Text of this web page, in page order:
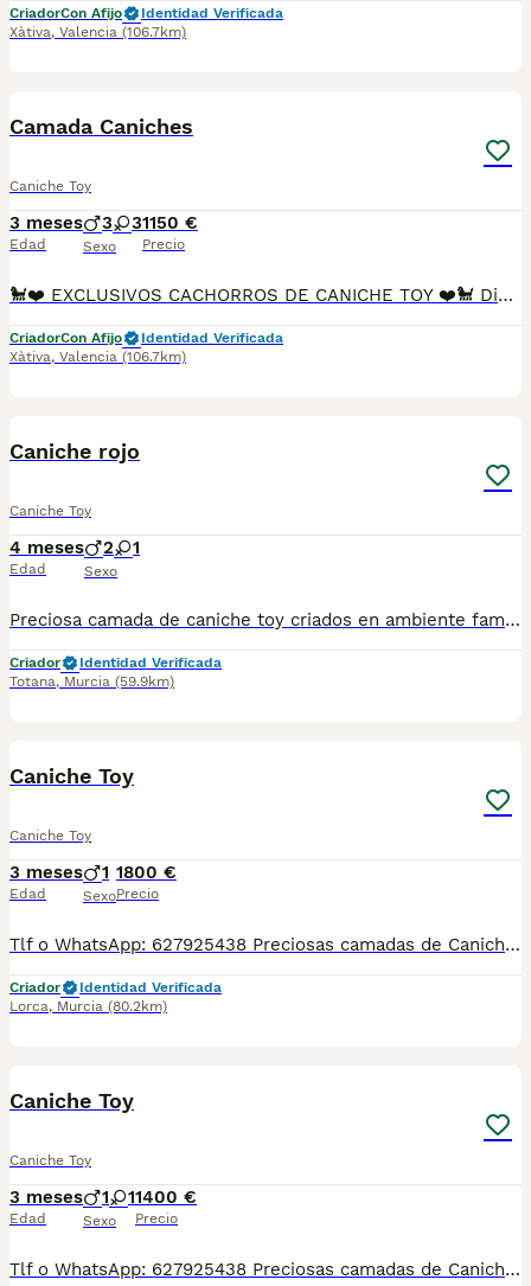
CriadorCon Afijo
Identidad Verificada
Xàtiva, Valencia (106.7km)
Camada Caniches
Caniche Toy
3 meses
Edad
3 3
Sexo
1150 €
Precio
🐩❤️ EXCLUSIVOS CACHORROS DE CANICHE TOY ❤️🐩 Disponibles preciosos cachorros de Caniche Toy, criados con dedicación y cariño en un entorno familiar, donde reciben una atención constante para garantizar una excelente socialización y adaptación. ✨ Entrega con: ✅ Pedigree ✅ Vacunas correspondientes a su edad ✅ Desparasitación al día ✅ Revisión veterinaria ✅ Garantías sanitarias ✅ Socialización temprana Somos criadores responsables con Núcleo Zoológico autorizado, comprometidos con la salud, el carácter y la calidad de nuestros ejemplares. 🏆 Los padres participan habitualmente en exposiciones y concursos caninos, obteniendo excelentes puntuaciones y destacando por su belleza, estructura, temperamento y fidelidad al estándar de la raza. 🐾 Criados en casa y acostumbrados al contacto diario con personas. 🐾 Carácter alegre, inteligente y muy cariñoso. 🐾 Ideales para compañía y vida familiar. El Caniche Toy es una de las razas más inteligentes del mundo, destacando por su facilidad de aprendizaje, elegancia y gran apego a su familia. 💶 Precio: desde 1.150 € hasta 1.800 €, según el ejemplar y sus características. 📸 Disponemos de fotografías, vídeos e información detallada de los cachorros y sus progenitores. 📩 Contacta sin compromiso para más información o para concertar una visita. Buscamos familias responsables que ofrezcan a nuestros pequeños un hogar lleno de cariño y cuidados.
CriadorCon Afijo
Identidad Verificada
Xàtiva, Valencia (106.7km)
Caniche rojo
Caniche Toy
4 meses
Edad
2 1
Sexo
Preciosa camada de caniche toy criados en ambiente familiar con todas las vacunas y desparasitaciones al día. Se entrega con cartilla veterinaria y revisión veterinaria. Más info 722440707
Criador
Identidad Verificada
Totana, Murcia (59.9km)
Caniche Toy
Caniche Toy
3 meses
Edad
1
Sexo
1800 €
Precio
Tlf o WhatsApp: 627925438 Preciosas camadas de Caniche Toy, se entregan con minimo de dos meses y medio de edad y sus vacunas correspondientes, desparasitados interna y externamente, pasaporte y microchip, contrato de compra y garantia de salud. preferiblemente recogida en mano pero también podemos entregar en toda España mediante transporte de alta calidad preparado para animales y con chofer particular con posibilidad de pago contra reembolso Llámanos o háblanos por whats app.
Criador
Identidad Verificada
Lorca, Murcia (80.2km)
Caniche Toy
Caniche Toy
3 meses
Edad
1 1
Sexo
1400 €
Precio
Tlf o WhatsApp: 627925438 Preciosas camadas de Caniche Toy, se entregan con minimo de dos meses y medio de edad y sus vacunas correspondientes, desparasitados interna y externamente, pasaporte y microchip, contrato de compra y garantia de salud. preferiblemente recogida en mano pero también podemos entregar en toda España mediante transporte de alta calidad preparado para animales y con chofer particular con posibilidad de pago contra reembolso Llámanos o háblanos por whats app.